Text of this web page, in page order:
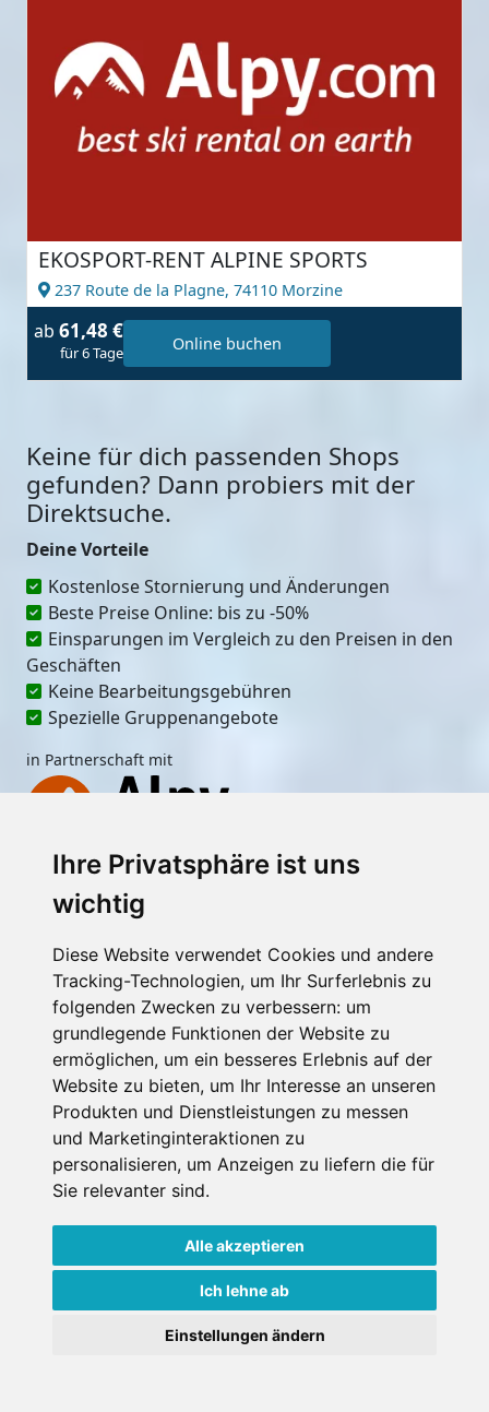
Ihre Privatsphäre ist uns
wichtig
Diese Website verwendet Cookies und andere
Tracking-Technologien, um Ihr Surferlebnis zu
folgenden Zwecken zu verbessern: um
grundlegende Funktionen der Website zu
ermöglichen, um ein besseres Erlebnis auf der
Website zu bieten, um Ihr Interesse an unseren
Produkten und Dienstleistungen zu messen
und Marketinginteraktionen zu
personalisieren, um Anzeigen zu liefern die für
Sie relevanter sind.
Alle akzeptieren
Ich lehne ab
Einstellungen ändern
EKOSPORT-RENT ALPINE SPORTS
237 Route de la Plagne, 74110 Morzine
ab 61,48 €
für 6 Tage Online buchen
Keine für dich passenden Shops
gefunden? Dann probiers mit der
Direktsuche.
Ort
Erster Miettag
Letzter Miettag
1
Erwachsene
über 18 Jahre bei Mietantritt
0
Kinder
unter 18 Jahre bei Mietantritt
Deine Vorteile
Kostenlose Stornierung und Änderungen
Beste Preise Online: bis zu -50%
Einsparungen im Vergleich zu den Preisen in den
Geschäften
Keine Bearbeitungsgebühren
Spezielle Gruppenangebote
in Partnerschaft mit